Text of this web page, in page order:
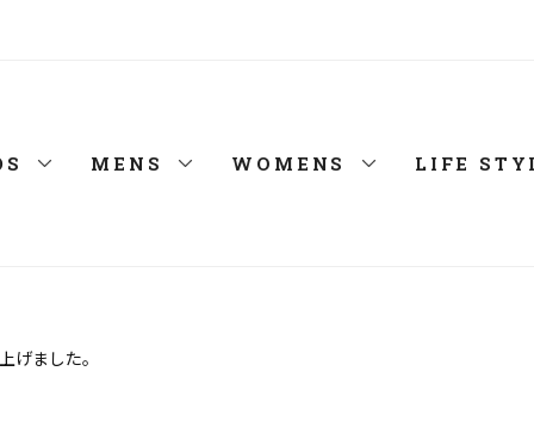
MENS WOMENS LIFE
げました。